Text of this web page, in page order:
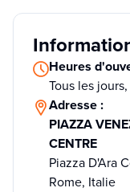
Heures
Tous les
Adresse :
PIAZZA
CENTRE
Piazza D'Ara
Rome, Italie